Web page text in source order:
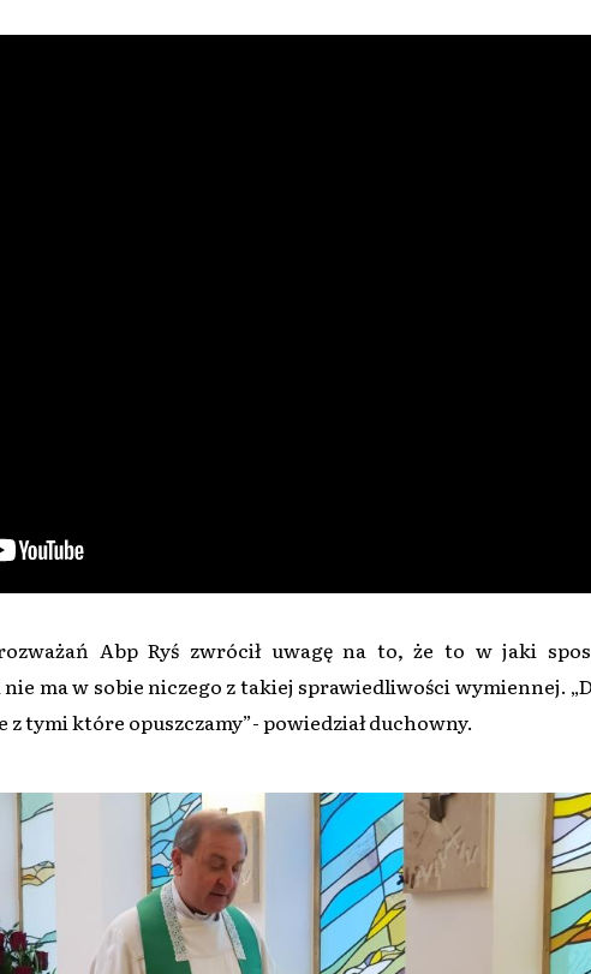
Abp Ryś zwrócił uwagę na to, że to w jaki
ma w sobie niczego z takiej sprawiedliwości wymiennej.
z tymi które opuszczamy”- powiedział duchowny.